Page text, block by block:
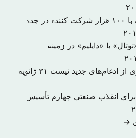
جام جهانی کارآفرینان با ۱۰۰ هزار شرکت کننده در جده
با «دایلیم» در زمینه
از ادغام‌های جدید نیست
۳۱ ژانویه
برای انقلاب صنعتی چهارم تأسیس
→